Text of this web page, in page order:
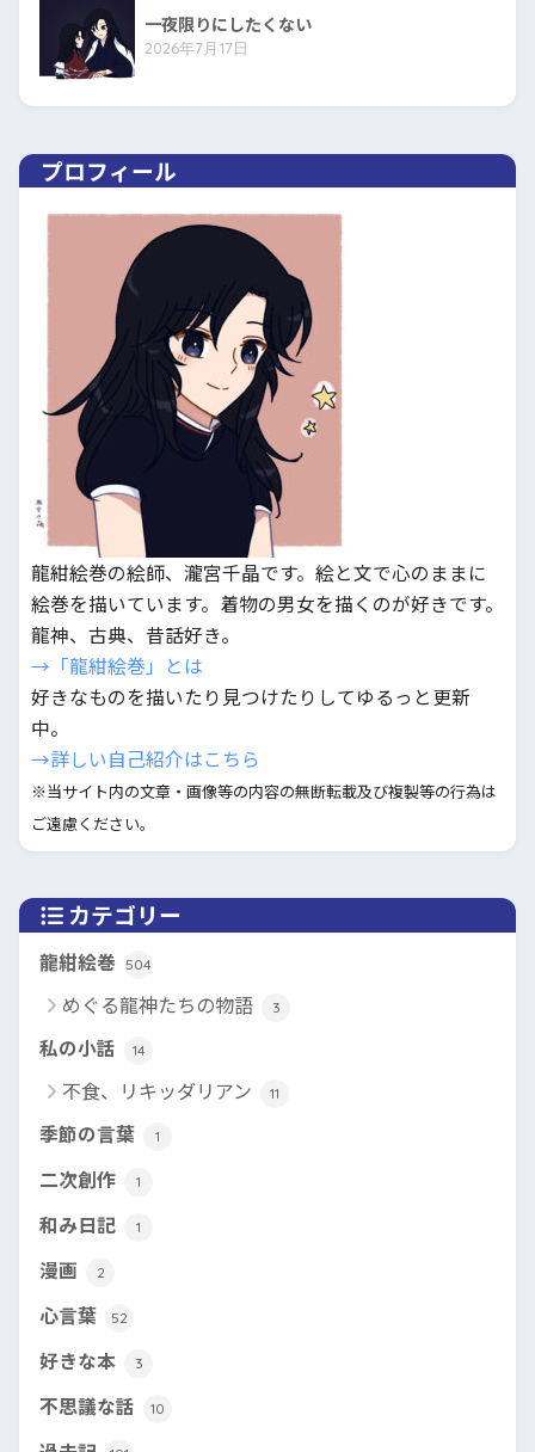
一夜限りにしたくない
2026年7月17日
プロフィール
龍紺絵巻の絵師、瀧宮千晶です。絵と文で心のままに
絵巻を描いています。着物の男女を描くのが好きです。
龍神、古典、昔話好き。
→「龍紺絵巻」とは
好きなものを描いたり見つけたりしてゆるっと更新
中。
→詳しい自己紹介はこちら
※当サイト内の文章・画像等の内容の無断転載及び複製等の行為は
ご遠慮ください。
カテゴリー
龍紺絵巻 504
めぐる龍神たちの物語 3
私の小話 14
不食、リキッダリアン 11
季節の言葉 1
二次創作 1
和み日記 1
漫画 2
心言葉 52
好きな本 3
不思議な話 10